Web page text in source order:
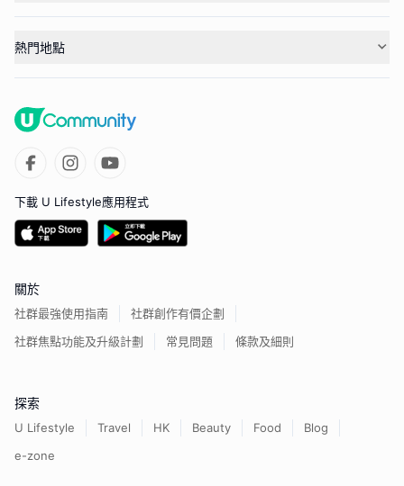
熱門地點
下載 U Lifestyle應用程式
關於
社群最強使用指南
社群創作有價企劃
社群焦點功能及升級計劃
常見問題 條款及細則
探索
U Lifestyle Travel HK Beauty Food
Blog
e-zone